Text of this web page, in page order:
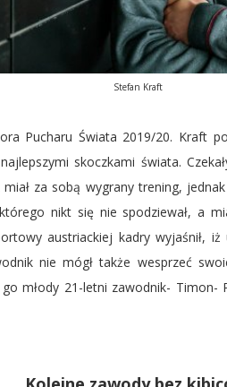
Stefan Kraft
Pucharu Świata 2019/20. Kraft
skoczkami świata.
miał za sobą wygrany trening,
nikt się nie spodziewał, a
austriackiej kadry wyjaśnił,
nie mógł także wesprzeć
młody 21-letni zawodnik-